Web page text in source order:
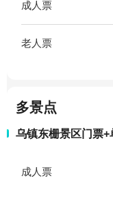
成人票
老人票
多景点
乌镇东栅景区门票
成人票